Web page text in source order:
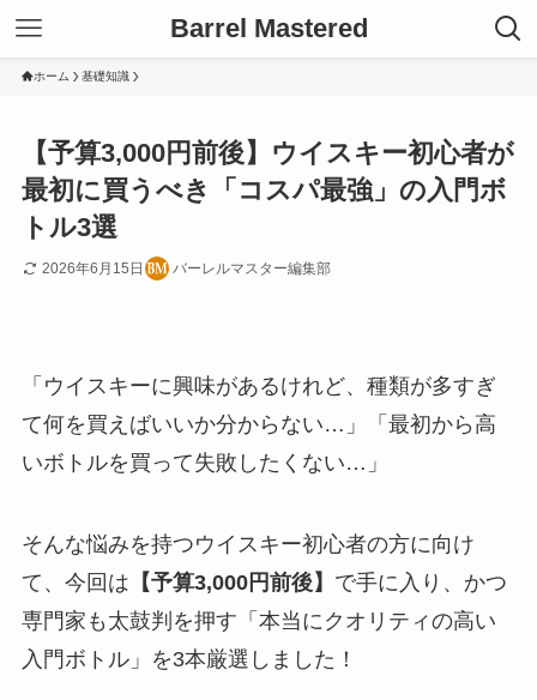
Barrel Mastered
ホーム 基礎知識
【予算3,000円前後】ウイスキー初心者が
最初に買うべき「コスパ最強」の入門ボ
トル3選
2026年6月15日 バーレルマスター編集部
「ウイスキーに興味があるけれど、種類が多すぎ
て何を買えばいいか分からない…」「最初から高
いボトルを買って失敗したくない…」
そんな悩みを持つウイスキー初心者の方に向け
て、今回は 【予算3,000円前後】 で手に入り、かつ
専門家も太鼓判を押す「本当にクオリティの高い
入門ボトル」を3本厳選しました！